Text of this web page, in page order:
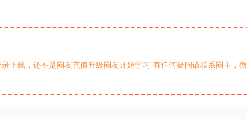
下载，还不是圈友充值升级圈友开始学习 有任何疑问请联系圈主，微